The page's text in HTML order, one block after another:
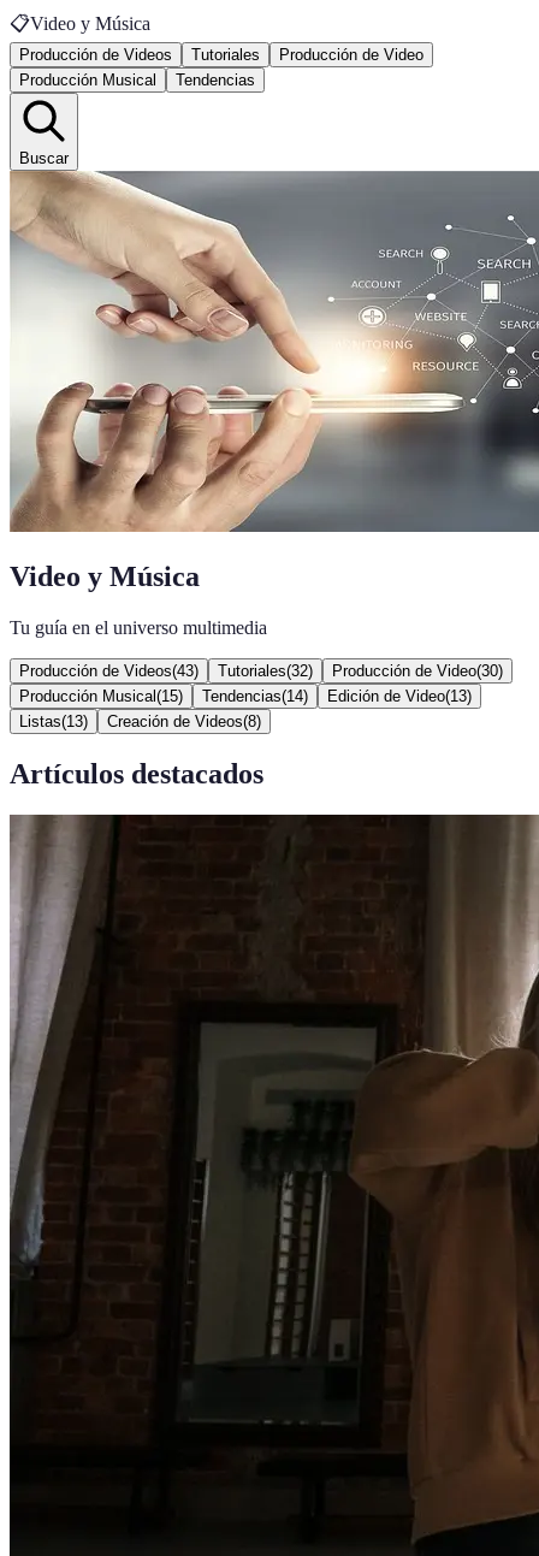
📋Video y Música
Producción de Videos Tutoriales
Producción de Video
Producción Musical
Tendencias
Buscar
Video y Música
Tu guía en el universo multimedia
Producción de Videos(43) Tutoriales(32) Producción de Video(30)
Producción Musical (15) Tendencias(14) Edición de Video(13)
Listas(13) Creación de Videos(8)
Artículos destacados